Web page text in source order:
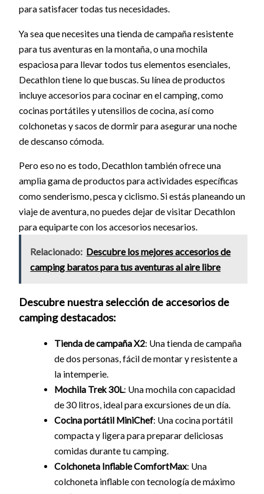
para satisfacer todas tus necesidades.
Ya sea que necesites una tienda de campaña resistente
para tus aventuras en la montaña, o una mochila
espaciosa para llevar todos tus elementos esenciales,
Decathlon tiene lo que buscas. Su línea de productos
incluye accesorios para cocinar en el camping, como
cocinas portátiles y utensilios de cocina, así como
colchonetas y sacos de dormir para asegurar una noche
de descanso cómoda.
Pero eso no es todo, Decathlon también ofrece una
amplia gama de productos para actividades específicas
como senderismo, pesca y ciclismo. Si estás planeando un
viaje de aventura, no puedes dejar de visitar Decathlon
para equiparte con los accesorios necesarios.
Relacionado: Descubre los mejores accesorios de
camping baratos para tus aventuras al aire libre
Descubre nuestra selección de accesorios de
camping destacados:
Tienda de campaña X2: Una tienda de campaña
de dos personas, fácil de montar y resistente a
la intemperie.
Mochila Trek 30L: Una mochila con capacidad
de 30 litros, ideal para excursiones de un día.
Cocina portátil MiniChef: Una cocina portátil
compacta y ligera para preparar deliciosas
comidas durante tu camping.
Colchoneta Inflable ComfortMax: Una
colchoneta inflable con tecnología de máximo